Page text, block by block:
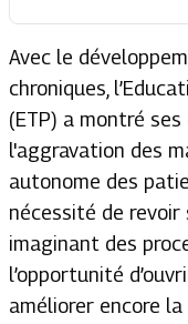
Avec le
chroniques,
(ETP) a montré
l'aggravation des
autonome des
nécessité de
imaginant des
l’opportunité
améliorer encore